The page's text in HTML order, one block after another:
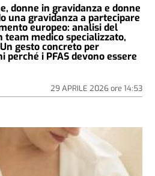
donne in gravidanza e donne
una gravidanza a partecipare
europeo: analisi del
medico specializzato,
gesto concreto per
i PFAS devono essere
29 APRILE 2026ore 14:53